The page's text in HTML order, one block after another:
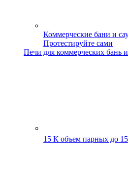
Коммерческие бани и
Протестируйте сами
Печи для коммерческих бань
15 К объем парных до